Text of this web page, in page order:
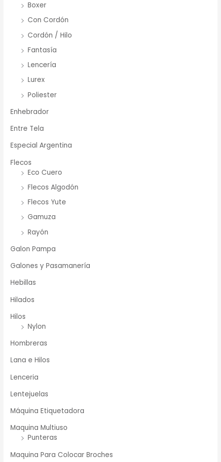
Boxer
Con Cordón
Cordón / Hilo
Fantasía
Lencería
Lurex
Poliester
Enhebrador
Entre Tela
Especial Argentina
Flecos
Eco Cuero
Flecos Algodón
Flecos Yute
Gamuza
Rayón
Galon Pampa
Galones y Pasamanería
Hebillas
Hilados
Hilos
Nylon
Hombreras
Lana e Hilos
Lenceria
Lentejuelas
Máquina Etiquetadora
Maquina Multiuso
Punteras
Maquina Para Colocar Broches